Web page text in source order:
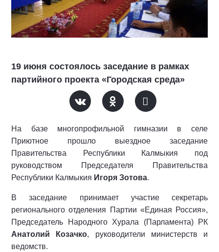
19 июня состоялось заседание в рамках
партийного проекта «Городская среда»
На базе многопрофильной гимназии в селе
Приютное прошло выездное заседание
Правительства Республики Калмыкия под
руководством Председателя Правительства
Республики Калмыкия Игоря Зотова.
В заседание принимает участие секретарь
регионального отделения Партии «Единая Россия»,
Председатель Народного Хурала (Парламента) РК
Анатолий Козачко, руководители министерств и
ведомств.